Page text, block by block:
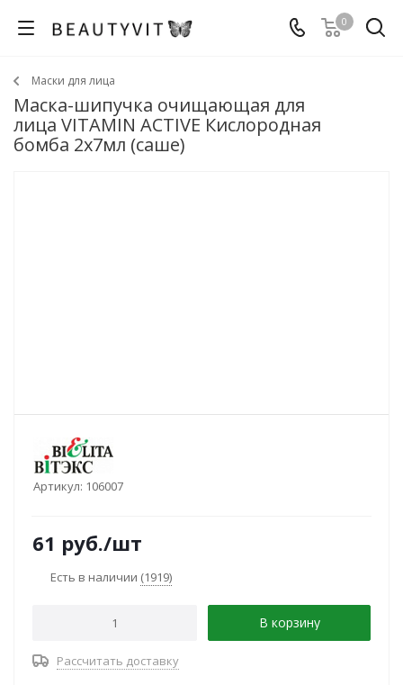
0
Маски для лица
Маска-шипучка очищающая для
лица VITAMIN ACTIVE Кислородная
бомба 2х7мл (саше)
Артикул: 106007
61 руб./шт
Есть в наличии (1919)
В корзину
Рассчитать доставку